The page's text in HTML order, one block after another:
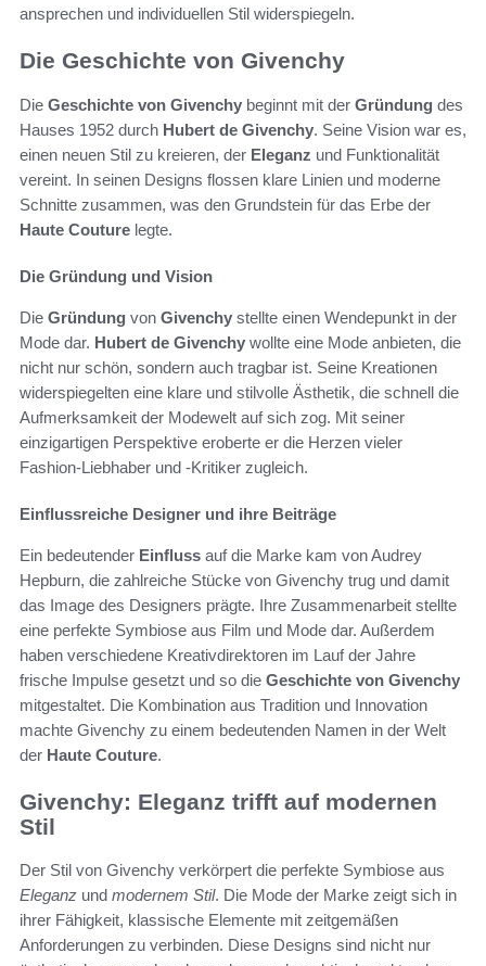
ansprechen und individuellen Stil widerspiegeln.
Die Geschichte von Givenchy
Die Geschichte von Givenchy beginnt mit der Gründung des
Hauses 1952 durch Hubert de Givenchy. Seine Vision war es,
einen neuen Stil zu kreieren, der Eleganz und Funktionalität
vereint. In seinen Designs flossen klare Linien und moderne
Schnitte zusammen, was den Grundstein für das Erbe der
Haute Couture legte.
Die Gründung und Vision
Die Gründung von Givenchy stellte einen Wendepunkt in der
Mode dar. Hubert de Givenchy wollte eine Mode anbieten, die
nicht nur schön, sondern auch tragbar ist. Seine Kreationen
widerspiegelten eine klare und stilvolle Ästhetik, die schnell die
Aufmerksamkeit der Modewelt auf sich zog. Mit seiner
einzigartigen Perspektive eroberte er die Herzen vieler
Fashion-Liebhaber und -Kritiker zugleich.
Einflussreiche Designer und ihre Beiträge
Ein bedeutender Einfluss auf die Marke kam von Audrey
Hepburn, die zahlreiche Stücke von Givenchy trug und damit
das Image des Designers prägte. Ihre Zusammenarbeit stellte
eine perfekte Symbiose aus Film und Mode dar. Außerdem
haben verschiedene Kreativdirektoren im Lauf der Jahre
frische Impulse gesetzt und so die Geschichte von Givenchy
mitgestaltet. Die Kombination aus Tradition und Innovation
machte Givenchy zu einem bedeutenden Namen in der Welt
der Haute Couture.
Givenchy: Eleganz trifft auf modernen
Stil
Der Stil von Givenchy verkörpert die perfekte Symbiose aus
Eleganz und modernem Stil. Die Mode der Marke zeigt sich in
ihrer Fähigkeit, klassische Elemente mit zeitgemäßen
Anforderungen zu verbinden. Diese Designs sind nicht nur